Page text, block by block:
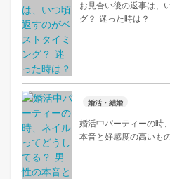
お見合い後の返事は、
グ？ 迷った時は？
婚活・結婚
婚活中パーティーの時
本音と好感度の高いも